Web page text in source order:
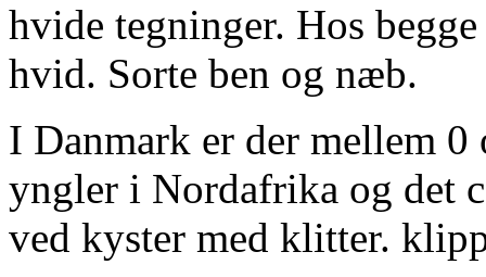
hvide tegninger. Hos
hvid. Sorte ben og næb.
I Danmark er der mellem
yngler i Nordafrika og det
ved kyster med klitter.